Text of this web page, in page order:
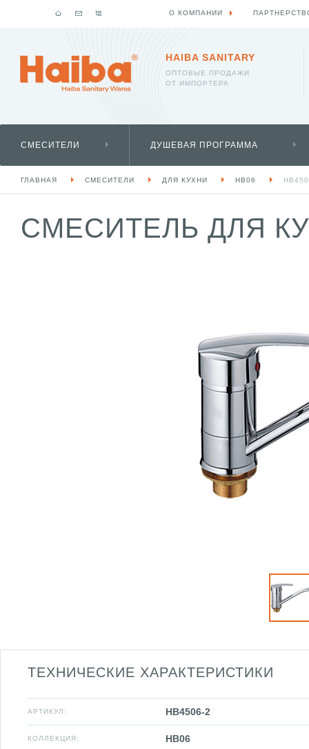
HAIBA SANITARY
ОПТОВЫЕ ПРОДАЖИ
ОТ ИМПОРТЕРА
СМЕСИТЕЛИ ДУШЕВАЯ ПРОГРАММА
ГЛАВНАЯ СМЕСИТЕЛИ ДЛЯ КУХНИ HB06
СМЕСИТЕЛЬ ДЛЯ
ТЕХНИЧЕСКИЕ ХАРАКТЕРИСТИКИ
АРТИКУЛ: HB4506-2
КОЛЛЕКЦИЯ: HB06
О КОМПАНИИ